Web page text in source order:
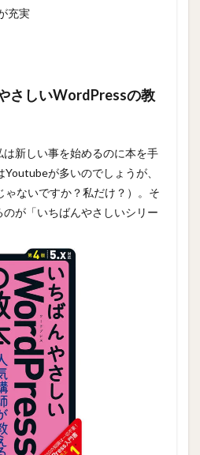
充実
さしいWordPressの教
は新しい事を始めるのに本を手
が多いのでしょうが、
ゃないですか？私だけ？）。そ
が「いちばんやさしいシリー